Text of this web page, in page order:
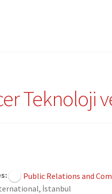
Teknoloji
Public Relations and
İstanbul